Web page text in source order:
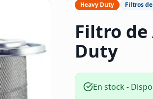
Heavy Duty Filtros
Filtro de
Duty
En stock -